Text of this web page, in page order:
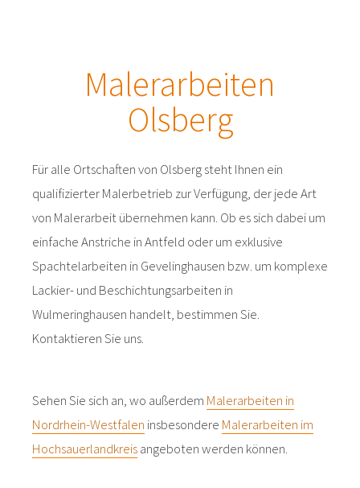
Malerarbeiten
Olsberg
Für alle Ortschaften von Olsberg steht Ihnen ein
qualifizierter Malerbetrieb zur Verfügung, der jede Art
von Malerarbeit übernehmen kann. Ob es sich dabei um
einfache Anstriche in Antfeld oder um exklusive
Spachtelarbeiten in Gevelinghausen bzw. um komplexe
Lackier- und Beschichtungsarbeiten in
Wulmeringhausen handelt, bestimmen Sie.
Kontaktieren Sie uns.
Sehen Sie sich an, wo außerdem Malerarbeiten in
Nordrhein-Westfalen insbesondere Malerarbeiten im
Hochsauerlandkreisangeboten werden können.